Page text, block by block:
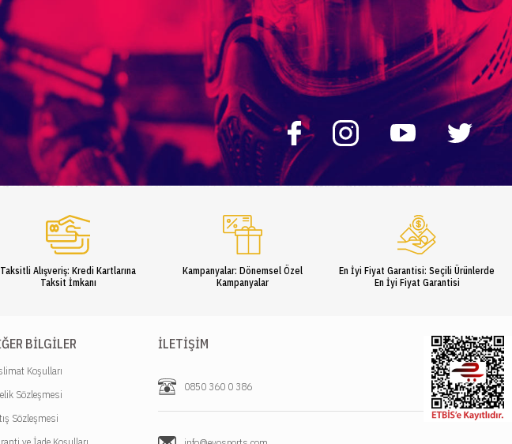
Taksitli Alışveriş: Kredi Kartlarına
Taksit İmkanı
Kampanyalar: Dönemsel Özel
Kampanyalar
En İyi Fiyat Garantisi: Seçili Ürünlerde
En İyi Fiyat Garantisi
BILGILER
Koşulları
Sözleşmesi
Sözleşmesi
İLETIŞIM
0850 360 0 386